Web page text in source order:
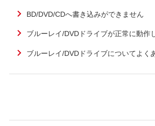
BD/DVD/CDへ書き込みができません
ブルーレイ/DVDドライブが正常に動作
ブルーレイ/DVDドライブについてよく